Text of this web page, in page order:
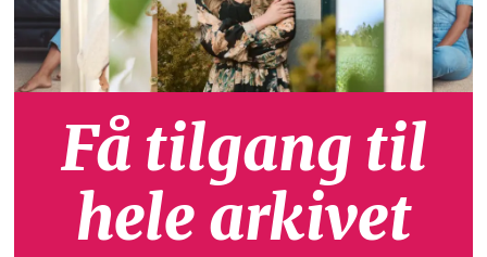
Få tilgang til
hele arkivet